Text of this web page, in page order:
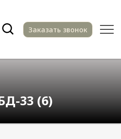
Заказать звонок
33 (6)